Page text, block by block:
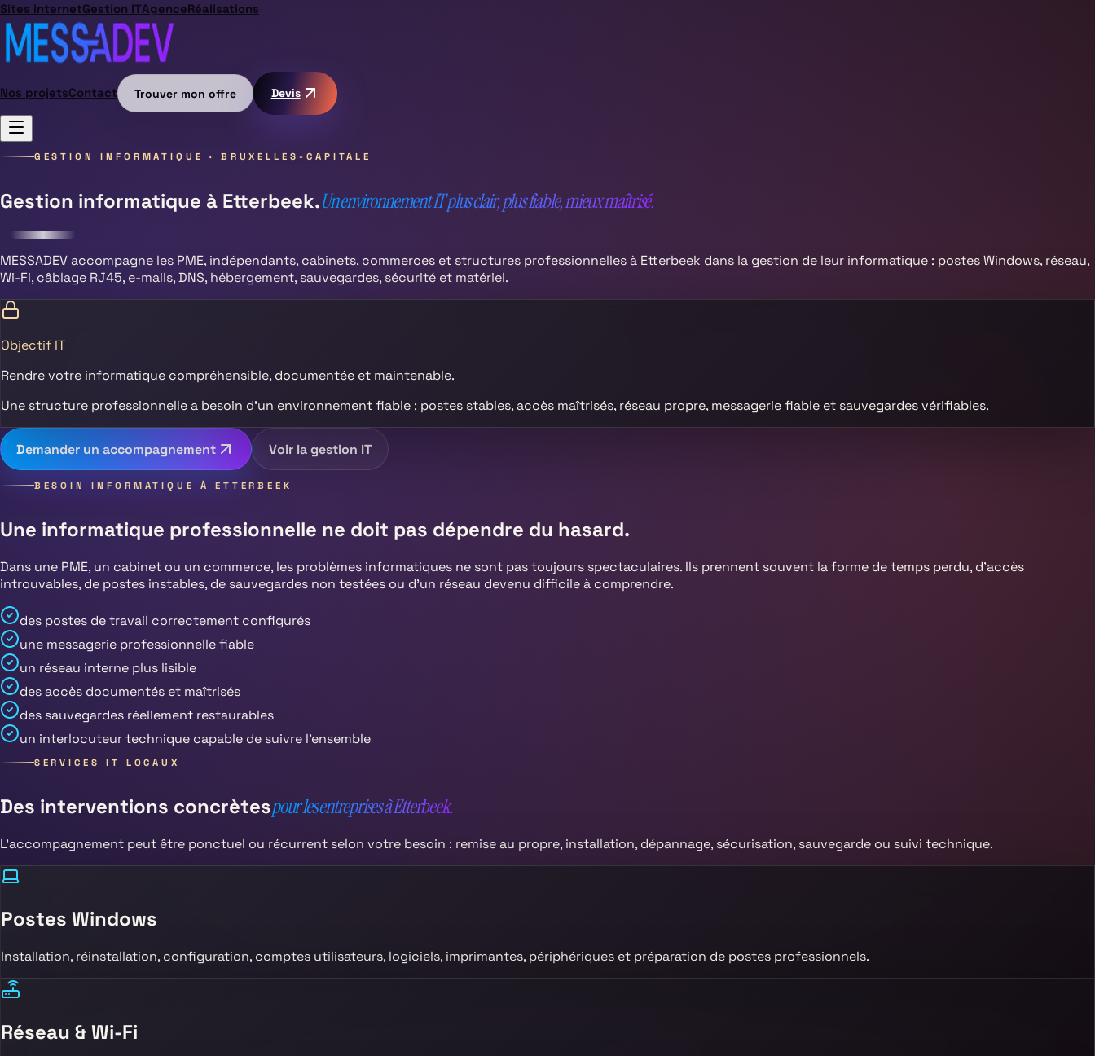
Sites internetGestion ITAgenceRéalisations
Nos projetsContact Trouver mon offre Devis
GESTION INFORMATIQUE · BRUXELLES-CAPITALE
Gestion informatique à Etterbeek.Un environnement IT plus clair, plus fiable, mieux maîtrisé.
MESSADEV accompagne les PME, indépendants, cabinets, commerces et structures professionnelles à Etterbeek dans la gestion de leur informatique : postes Windows, réseau,
Wi-Fi, câblage RJ45, e-mails, DNS, hébergement, sauvegardes, sécurité et matériel.
Objectif IT
Rendre votre informatique compréhensible, documentée et maintenable.
Une structure professionnelle a besoin d’un environnement fiable : postes stables, accès maîtrisés, réseau propre, messagerie fiable et sauvegardes vérifiables.
Demander un accompagnement Voir la gestion IT
BESOIN INFORMATIQUE À ETTERBEEK
Une informatique professionnelle ne doit pas dépendre du hasard.
Dans une PME, un cabinet ou un commerce, les problèmes informatiques ne sont pas toujours spectaculaires. Ils prennent souvent la forme de temps perdu, d’accès
introuvables, de postes instables, de sauvegardes non testées ou d’un réseau devenu difficile à comprendre.
des postes de travail correctement configurés
une messagerie professionnelle fiable
un réseau interne plus lisible
des accès documentés et maîtrisés
des sauvegardes réellement restaurables
un interlocuteur technique capable de suivre l’ensemble
SERVICES IT LOCAUX
Des interventions concrètespour les entreprises àEtterbeek.
L’accompagnement peut être ponctuel ou récurrent selon votre besoin : remise au propre, installation, dépannage, sécurisation, sauvegarde ou suivi technique.
Postes Windows
Installation, réinstallation, configuration, comptes utilisateurs, logiciels, imprimantes, périphériques et préparation de postes professionnels.
Réseau & Wi-Fi